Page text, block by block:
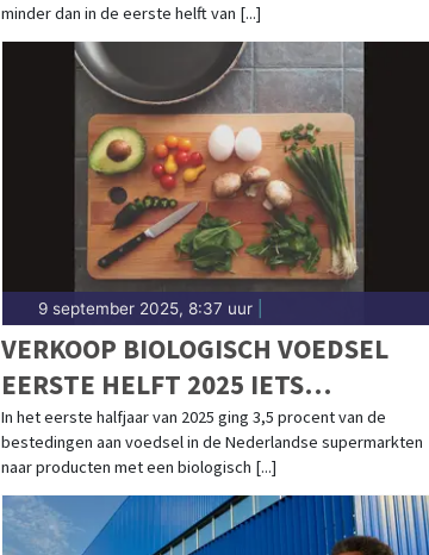
minder dan in de eerste helft van [...]
9 september 2025, 8:37 uur|
VERKOOP BIOLOGISCH VOEDSEL
EERSTE HELFT 2025 IETS
GESTEGEN
In het eerste halfjaar van 2025 ging 3,5 procent van de
bestedingen aan voedsel in de Nederlandse supermarkten
naar producten met een biologisch [...]